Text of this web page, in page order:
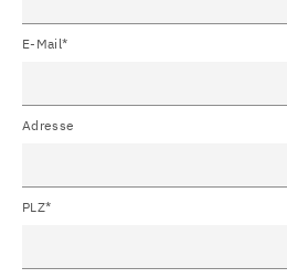
E-Mail*
Adresse
PLZ*